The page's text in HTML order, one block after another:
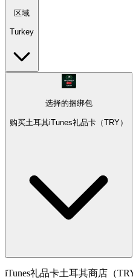
区域
Turkey
选择的捆绑包
购买土耳其iTunes礼品卡（TRY）
iTunes礼品卡土耳其商店（